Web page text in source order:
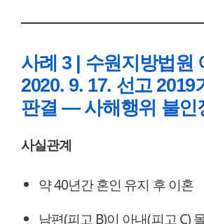
사례 3 | 수원지방법원
2020. 9. 17. 선고 2019
판결 — 사해행위 불인
사실관계
약 40년간 혼인 유지 후 이혼
남편(피고 B)이 아내(피고 C)